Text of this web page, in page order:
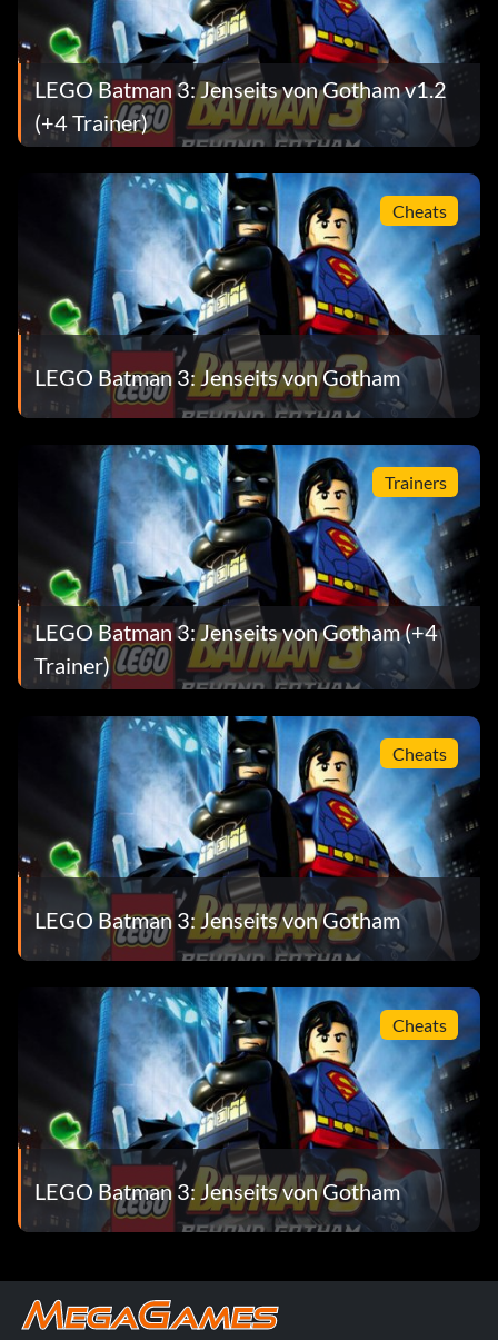
Minikit-Detektor:
JYJAFX eingeben
Fight Captions:
Enter EWTPKA
Festive Hats:
Enter PHHGPH
LEGO Batman 3: Jenseits von Gotham v1.2
(+4 Trainer)
Cheats
LEGO Batman 3: Jenseits von Gotham
Trainers
LEGO Batman 3: Jenseits von Gotham (+4
Trainer)
Cheats
LEGO Batman 3: Jenseits von Gotham
Cheats
LEGO Batman 3: Jenseits von Gotham